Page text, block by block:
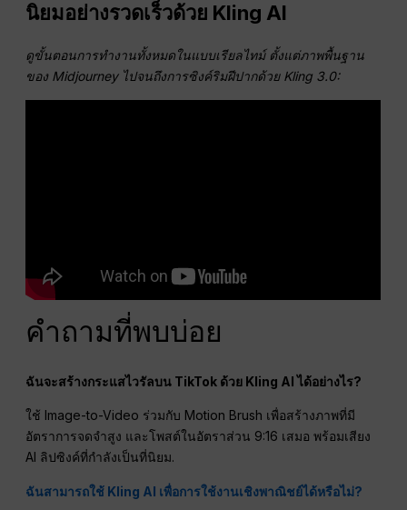
นิยมอย่างรวดเร็วด้วย Kling AI
ดูขั้นตอนการทำงานทั้งหมดในแบบเรียลไทม์ ตั้งแต่ภาพพื้นฐาน
ของ Midjourney ไปจนถึงการซิงค์ริมฝีปากด้วย Kling 3.0:
คำถามที่พบบ่อย
ฉันจะสร้างกระแสไวรัลบน TikTok ด้วย Kling AI ได้อย่างไร?
ใช้ Image-to-Video ร่วมกับ Motion Brush เพื่อสร้างภาพที่มี
อัตราการจดจำสูง และโพสต์ในอัตราส่วน 9:16 เสมอ พร้อมเสียง
AI ลิปซิงค์ที่กำลังเป็นที่นิยม.
ฉันสามารถใช้ Kling AI เพื่อการใช้งานเชิงพาณิชย์ได้หรือไม่?